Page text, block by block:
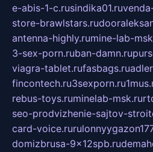
e-abis-1-c.rusindika01.ru
store-brawlstars.ru
antenna-highly.rumine-lab-
3-sex-porn.ruban-damn.ru
viagra-tablet.rufasbags.ru
fincontech.ru3sexporn.ru
rebus-toys.ruminelab-msk.ru
seo-prodvizhenie-sajtov-
card-voice.ru
domizbrusa-9x12spb.ru